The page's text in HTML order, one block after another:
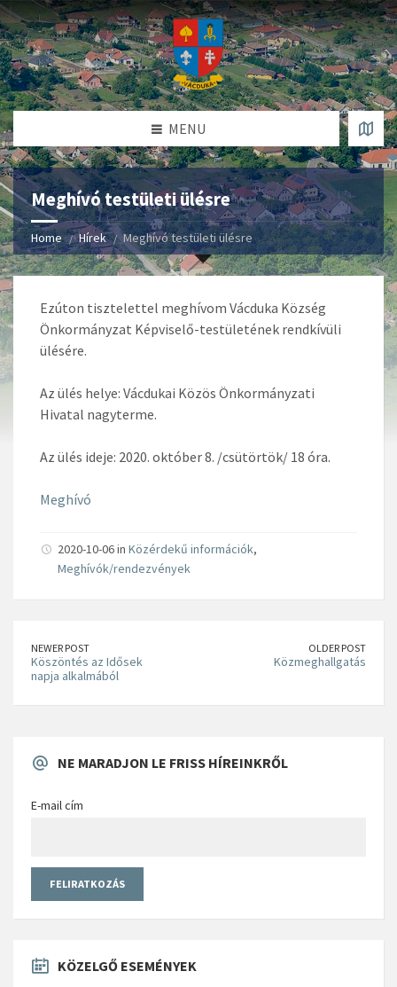
MENU
Meghívó testületi ülésre
Home Hírek Meghívó testületi ülésre
Ezúton tisztelettel meghívom Vácduka Község
Önkormányzat Képviselő-testületének rendkívüli
ülésére.
Az ülés helye: Vácdukai Közös Önkormányzati
Hivatal nagyterme.
Az ülés ideje: 2020. október 8. /csütörtök/ 18 óra.
Meghívó
2020-10-06 in Közérdekű információk,
Meghívók/rendezvények
NEWER POST
Köszöntés az Idősek
napja alkalmából
OLDER POST
Közmeghallgatás
NE MARADJON LE FRISS HÍREINKRŐL
E-mail cím
KÖZELGŐ ESEMÉNYEK